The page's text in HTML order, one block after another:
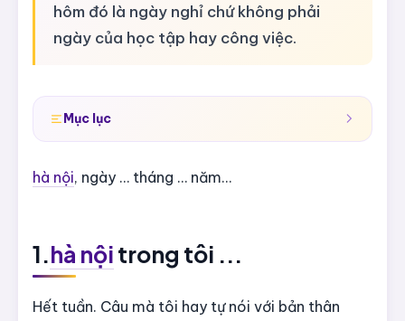
hôm đó là ngày nghỉ chứ không phải
ngày của học tập hay công việc.
Mục lục
hà nội, ngày … tháng … năm…
1.hà nộitrong tôi ...
Hết tuần. Câu mà tôi hay tự nói với bản thân